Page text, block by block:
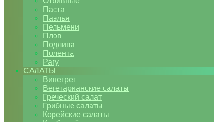
Паста
Паэлья
Пельмени
Плов
Подлива
Полента
Рагу
САЛАТЫ
Винегрет
Вегетарианские салаты
Греческий салат
Грибные салаты
Корейские салаты